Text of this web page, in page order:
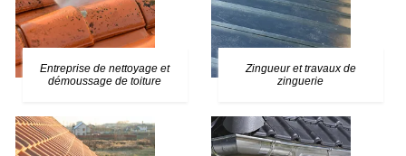
Entreprise de nettoyage et
démoussage de toiture
Zingueur et travaux de
zinguerie